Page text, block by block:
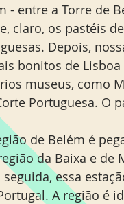
- entre a Torre de
claro, os pastéis
Depois,
bonitos de
museus, como
Portuguesa. O
de Belém é
da Baixa e de
essa
A região é